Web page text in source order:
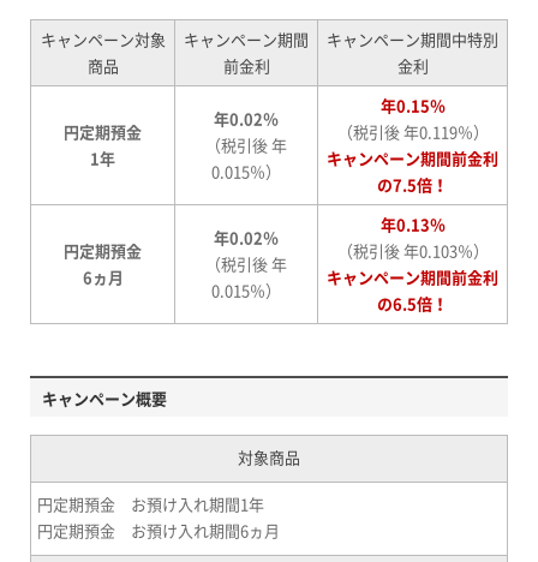
キャンペーン対象
商品
キャンペーン期間
前金利
キャンペーン期間中特別
金利
円定期預金
1年
年0.02％
（税引後 年
0.015％）
年0.15％
（税引後 年0.119％）
キャンペーン期間前金利
の7.5倍！
円定期預金
6ヵ月
年0.02％
（税引後 年
0.015％）
年0.13％
（税引後 年0.103％）
キャンペーン期間前金利
の6.5倍！
キャンペーン概要
対象商品
円定期預金 お預け入れ期間1年
円定期預金 お預け入れ期間6ヵ月